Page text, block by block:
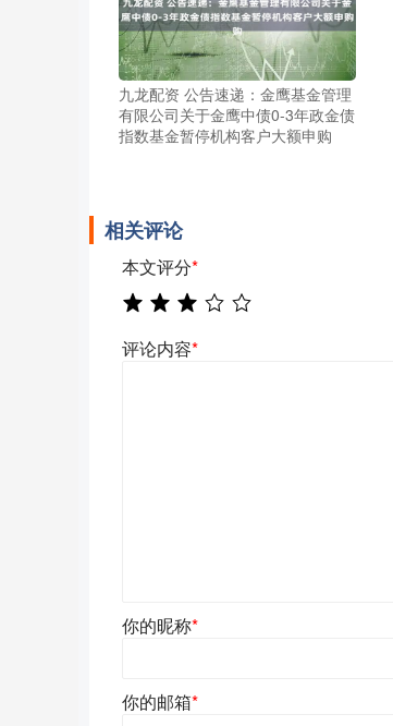
九龙配资 公告速递：金鹰基金管理
有限公司关于金鹰中债0-3年政金债
指数基金暂停机构客户大额申购
相关评论
本文评分*
评论内容*
你的昵称*
你的邮箱*